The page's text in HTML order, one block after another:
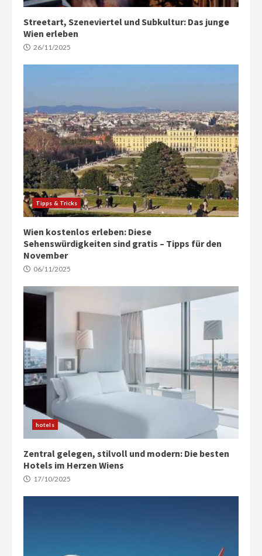
Streetart, Szeneviertel und Subkultur: Das junge
Wien erleben
26/11/2025
Tipps & Tricks
Wien kostenlos erleben: Diese
Sehenswürdigkeiten sind gratis – Tipps für den
November
06/11/2025
hotels
Zentral gelegen, stilvoll und modern: Die besten
Hotels im Herzen Wiens
17/10/2025